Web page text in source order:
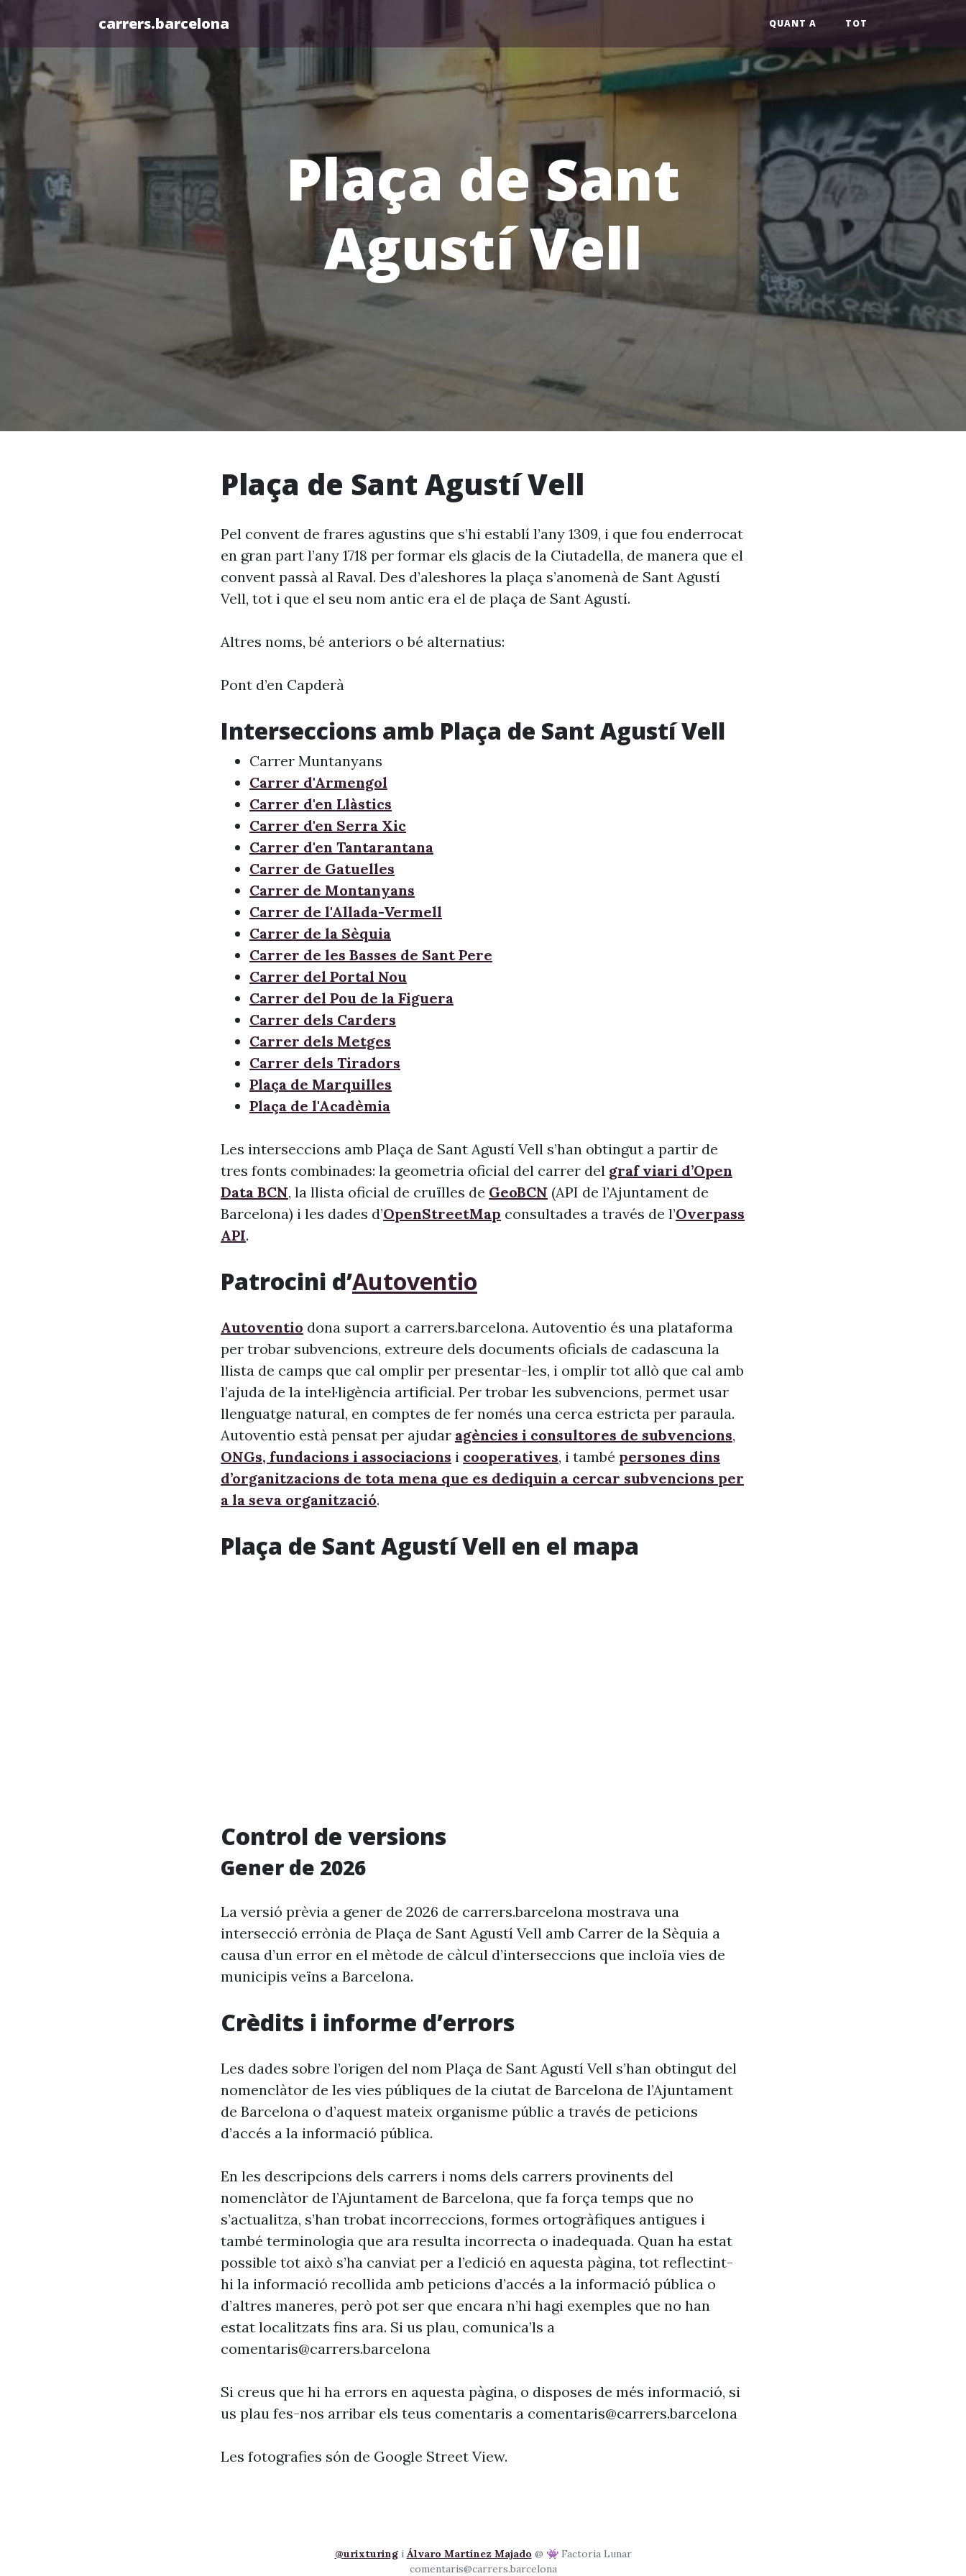
carrers.barcelona QUANT A TOT
Plaça de Sant
Agustí Vell
Plaça de Sant Agustí Vell
Pel convent de frares agustins que s’hi establí l’any 1309, i que fou enderrocat
en gran part l’any 1718 per formar els glacis de la Ciutadella, de manera que el
convent passà al Raval. Des d’aleshores la plaça s’anomenà de Sant Agustí
Vell, tot i que el seu nom antic era el de plaça de Sant Agustí.
Altres noms, bé anteriors o bé alternatius:
Pont d’en Capderà
Interseccions amb Plaça de Sant Agustí Vell
Carrer Muntanyans
Carrer d'Armengol
Carrer d'en Llàstics
Carrer d'en Serra Xic
Carrer d'en Tantarantana
Carrer de Gatuelles
Carrer de Montanyans
Carrer de l'Allada-Vermell
Carrer de la Sèquia
Carrer de les Basses de Sant Pere
Carrer del Portal Nou
Carrer del Pou de la Figuera
Carrer dels Carders
Carrer dels Metges
Carrer dels Tiradors
Plaça de Marquilles
Plaça de l'Acadèmia
Les interseccions amb Plaça de Sant Agustí Vell s’han obtingut a partir de
tres fonts combinades: la geometria oficial del carrer del graf viari d’Open
Data BCN, la llista oficial de cruïlles de GeoBCN (API de l’Ajuntament de
Barcelona) i les dades d’OpenStreetMap consultades a través de l’Overpass
API.
Patrocini d’Autoventio
Autoventio dona suport a carrers.barcelona. Autoventio és una plataforma
per trobar subvencions, extreure dels documents oficials de cadascuna la
llista de camps que cal omplir per presentar-les, i omplir tot allò que cal amb
l’ajuda de la intel·ligència artificial. Per trobar les subvencions, permet usar
llenguatge natural, en comptes de fer només una cerca estricta per paraula.
Autoventio està pensat per ajudar agències i consultores de subvencions,
ONGs, fundacions i associacions i cooperatives, i també persones dins
d’organitzacions de tota mena que es dediquin a cercar subvencions per
a la seva organització.
Plaça de Sant Agustí Vell en el mapa
Control de versions
Gener de 2026
La versió prèvia a gener de 2026 de carrers.barcelona mostrava una
intersecció errònia de Plaça de Sant Agustí Vell amb Carrer de la Sèquia a
causa d’un error en el mètode de càlcul d’interseccions que incloïa vies de
municipis veïns a Barcelona.
Crèdits i informe d’errors
Les dades sobre l’origen del nom Plaça de Sant Agustí Vell s’han obtingut del
nomenclàtor de les vies públiques de la ciutat de Barcelona de l’Ajuntament
de Barcelona o d’aquest mateix organisme públic a través de peticions
d’accés a la informació pública.
En les descripcions dels carrers i noms dels carrers provinents del
nomenclàtor de l’Ajuntament de Barcelona, que fa força temps que no
s’actualitza, s’han trobat incorreccions, formes ortogràfiques antigues i
també terminologia que ara resulta incorrecta o inadequada. Quan ha estat
possible tot això s’ha canviat per a l’edició en aquesta pàgina, tot reflectint-
hi la informació recollida amb peticions d’accés a la informació pública o
d’altres maneres, però pot ser que encara n’hi hagi exemples que no han
estat localitzats fins ara. Si us plau, comunica’ls a
comentaris@carrers.barcelona
Si creus que hi ha errors en aquesta pàgina, o disposes de més informació, si
us plau fes-nos arribar els teus comentaris a comentaris@carrers.barcelona
Les fotografies són de Google Street View.
@urixturingi Álvaro Martínez Majado @ 👾 Factoria Lunar
comentaris@carrers.barcelona